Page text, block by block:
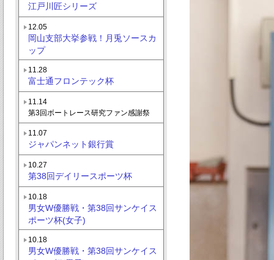
江戸川匠シリーズ
12.05
岡山支部大挙参戦！月兎ソースカ
ップ
11.28
富士通フロンテック杯
11.14
第3回ボートレース研究ファン感謝祭
11.07
ジャパンネット銀行賞
10.27
第38回デイリースポーツ杯
10.18
男女W優勝戦・第38回サンケイス
ポーツ杯(女子)
10.18
男女W優勝戦・第38回サンケイス